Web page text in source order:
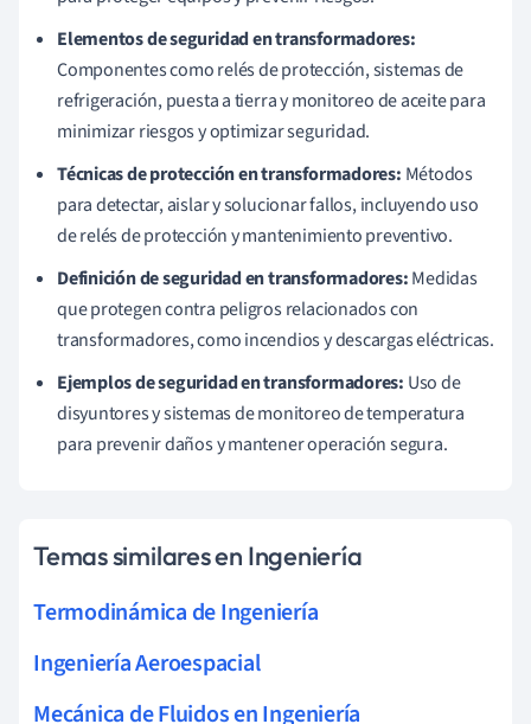
Elementos de seguridad en transformadores:
Componentes como relés de protección, sistemas de
refrigeración, puesta a tierra y monitoreo de aceite para
minimizar riesgos y optimizar seguridad.
Técnicas de protección en transformadores: Métodos
para detectar, aislar y solucionar fallos, incluyendo uso
de relés de protección y mantenimiento preventivo.
Definición de seguridad en transformadores:Medidas
que protegen contra peligros relacionados con
transformadores, como incendios y descargas eléctricas.
Ejemplos de seguridad en transformadores: Uso de
disyuntores y sistemas de monitoreo de temperatura
para prevenir daños y mantener operación segura.
Temas similares en Ingeniería
Termodinámica de Ingeniería
Ingeniería Aeroespacial
Mecánica de Fluidos en Ingeniería